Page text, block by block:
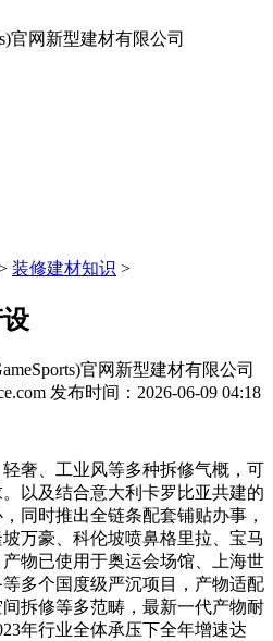
装修建材知识 >
官网新型建材有限公司
发布时间：2026-06-09 04:18
、工业风等多种拆修气概，可
以及结合意大利卡罗比亚共建的
同时推出全链条配套铺贴办事，
万豪、科伦坡喷鼻格里拉、宝马
物已使用于奥运会场馆、上海世
多个国度级严沉项目，产物适配
拆修等多范畴，最新一代产物耐
年行业全体承压下全年增速达